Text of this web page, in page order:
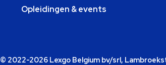
Opleidingen & events
© 2022-2026 Lexgo Belgium bv/srl,